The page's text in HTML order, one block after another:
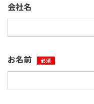
会社名
お名前 必須